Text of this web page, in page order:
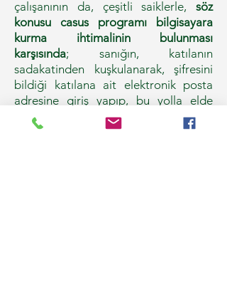
çalışanının da, çeşitli saiklerle, söz
konusu casus programı bilgisayara
kurma ihtimalinin bulunması
karşısında; sanığın, katılanın
sadakatinden kuşkulanarak, şifresini
bildiği katılana ait elektronik posta
adresine giriş yapıp, bu yolla elde
ettiği belgeleri boşanma davasına
sunduğuna dair aşamalarda özde